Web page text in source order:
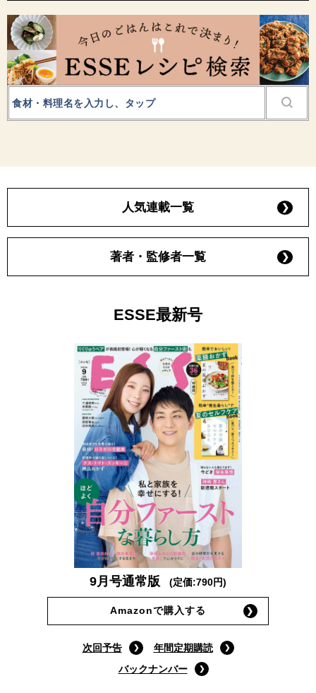
人気連載一覧
著者・監修者一覧
ESSE最新号
9月号通常版 (定価:790円)
Amazonで購入する
次回予告
年間定期購読
バックナンバー